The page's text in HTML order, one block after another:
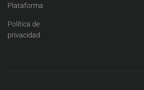
Plataforma
Política de
privacidad